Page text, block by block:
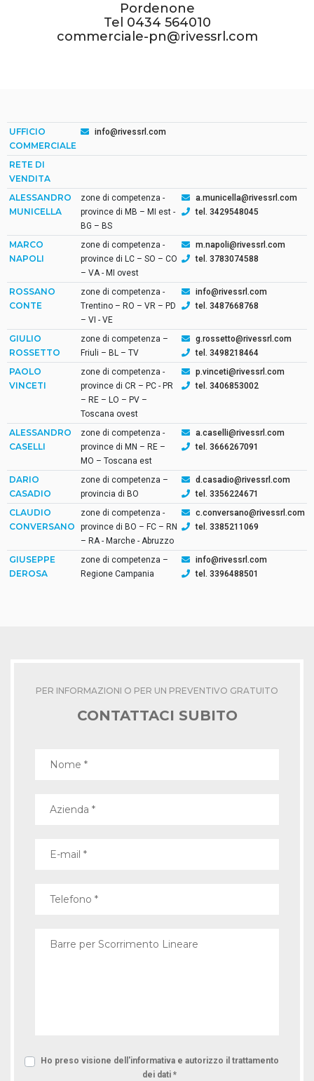
Pordenone
Tel 0434 564010
commerciale-pn@rivessrl.com
UFFICIO
COMMERCIALE
info@rivessrl.com
RETE DI
VENDITA
ALESSANDRO
MUNICELLA
zone di competenza -
province di MB – MI est -
BG – BS
a.municella@rivessrl.com
tel. 3429548045
MARCO
NAPOLI
zone di competenza -
province di LC – SO – CO
– VA - MI ovest
m.napoli@rivessrl.com
tel. 3783074588
ROSSANO
CONTE
zone di competenza -
Trentino – RO – VR – PD
– VI - VE
info@rivessrl.com
tel. 3487668768
GIULIO
ROSSETTO
zone di competenza –
Friuli – BL – TV
g.rossetto@rivessrl.com
tel. 3498218464
PAOLO
VINCETI
zone di competenza -
province di CR – PC - PR
– RE – LO – PV –
Toscana ovest
p.vinceti@rivessrl.com
tel. 3406853002
ALESSANDRO
CASELLI
zone di competenza -
province di MN – RE –
MO – Toscana est
a.caselli@rivessrl.com
tel. 3666267091
DARIO
CASADIO
zone di competenza –
provincia di BO
d.casadio@rivessrl.com
tel. 3356224671
CLAUDIO
CONVERSANO
zone di competenza -
province di BO – FC – RN
– RA - Marche - Abruzzo
c.conversano@rivessrl.com
tel. 3385211069
GIUSEPPE
DEROSA
zone di competenza –
Regione Campania
info@rivessrl.com
tel. 3396488501
PER INFORMAZIONI O PER UN PREVENTIVO GRATUITO
CONTATTACI SUBITO
Ho preso visione dell'informativa e autorizzo il trattamento
dei dati *